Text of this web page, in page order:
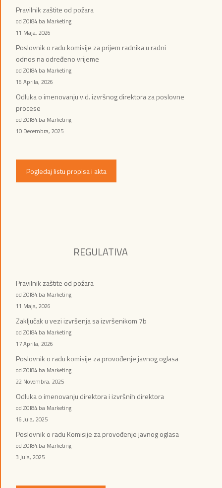
Pravilnik zaštite od požara
od ZOI84.ba Marketing
11 Maja, 2026
Poslovnik o radu komisije za prijem radnika u radni
odnos na određeno vrijeme
od ZOI84.ba Marketing
16 Aprila, 2026
Odluka o imenovanju v.d. izvršnog direktora za poslovne
procese
od ZOI84.ba Marketing
10 Decembra, 2025
Pogledaj listu propisa i akta
REGULATIVA
Pravilnik zaštite od požara
od ZOI84.ba Marketing
11 Maja, 2026
Zaključak u vezi izvršenja sa izvršenikom 7b
od ZOI84.ba Marketing
17 Aprila, 2026
Poslovnik o radu komisije za provođenje javnog oglasa
od ZOI84.ba Marketing
22 Novembra, 2025
Odluka o imenovanju direktora i izvršnih direktora
od ZOI84.ba Marketing
16 Jula, 2025
Poslovnik o radu Komisije za provođenje javnog oglasa
od ZOI84.ba Marketing
3 Jula, 2025